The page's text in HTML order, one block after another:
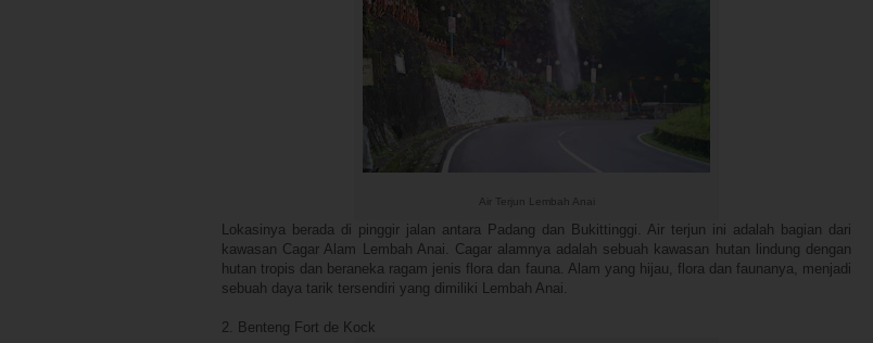
Air Terjun Lembah Anai
Lokasinya berada di pinggir jalan antara Padang dan Bukittinggi. Air terjun ini adalah bagian dari
kawasan Cagar Alam Lembah Anai. Cagar alamnya adalah sebuah kawasan hutan lindung dengan
hutan tropis dan beraneka ragam jenis flora dan fauna. Alam yang hijau, flora dan faunanya, menjadi
sebuah daya tarik tersendiri yang dimiliki Lembah Anai.
2. Benteng Fort de Kock